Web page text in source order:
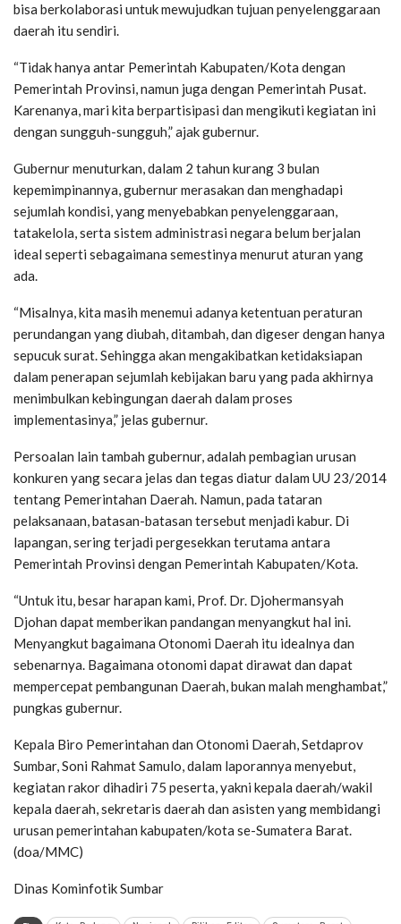
bisa berkolaborasi untuk mewujudkan tujuan penyelenggaraan
daerah itu sendiri.
“Tidak hanya antar Pemerintah Kabupaten/Kota dengan
Pemerintah Provinsi, namun juga dengan Pemerintah Pusat.
Karenanya, mari kita berpartisipasi dan mengikuti kegiatan ini
dengan sungguh-sungguh,” ajak gubernur.
Gubernur menuturkan, dalam 2 tahun kurang 3 bulan
kepemimpinannya, gubernur merasakan dan menghadapi
sejumlah kondisi, yang menyebabkan penyelenggaraan,
tatakelola, serta sistem administrasi negara belum berjalan
ideal seperti sebagaimana semestinya menurut aturan yang
ada.
“Misalnya, kita masih menemui adanya ketentuan peraturan
perundangan yang diubah, ditambah, dan digeser dengan hanya
sepucuk surat. Sehingga akan mengakibatkan ketidaksiapan
dalam penerapan sejumlah kebijakan baru yang pada akhirnya
menimbulkan kebingungan daerah dalam proses
implementasinya,” jelas gubernur.
Persoalan lain tambah gubernur, adalah pembagian urusan
konkuren yang secara jelas dan tegas diatur dalam UU 23/2014
tentang Pemerintahan Daerah. Namun, pada tataran
pelaksanaan, batasan-batasan tersebut menjadi kabur. Di
lapangan, sering terjadi pergesekkan terutama antara
Pemerintah Provinsi dengan Pemerintah Kabupaten/Kota.
“Untuk itu, besar harapan kami, Prof. Dr. Djohermansyah
Djohan dapat memberikan pandangan menyangkut hal ini.
Menyangkut bagaimana Otonomi Daerah itu idealnya dan
sebenarnya. Bagaimana otonomi dapat dirawat dan dapat
mempercepat pembangunan Daerah, bukan malah menghambat,”
pungkas gubernur.
Kepala Biro Pemerintahan dan Otonomi Daerah, Setdaprov
Sumbar, Soni Rahmat Samulo, dalam laporannya menyebut,
kegiatan rakor dihadiri 75 peserta, yakni kepala daerah/wakil
kepala daerah, sekretaris daerah dan asisten yang membidangi
urusan pemerintahan kabupaten/kota se-Sumatera Barat.
(doa/MMC)
Dinas Kominfotik Sumbar